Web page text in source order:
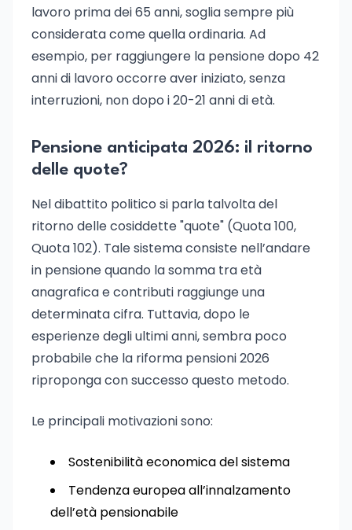
lavoro prima dei 65 anni, soglia sempre più
considerata come quella ordinaria. Ad
esempio, per raggiungere la pensione dopo 42
anni di lavoro occorre aver iniziato, senza
interruzioni, non dopo i 20-21 anni di età.
Pensione anticipata 2026: il ritorno
delle quote?
Nel dibattito politico si parla talvolta del
ritorno delle cosiddette "quote" (Quota 100,
Quota 102). Tale sistema consiste nell’andare
in pensione quando la somma tra età
anagrafica e contributi raggiunge una
determinata cifra. Tuttavia, dopo le
esperienze degli ultimi anni, sembra poco
probabile che la riforma pensioni 2026
riproponga con successo questo metodo.
Le principali motivazioni sono:
Sostenibilità economica del sistema
Tendenza europea all’innalzamento
dell’età pensionabile